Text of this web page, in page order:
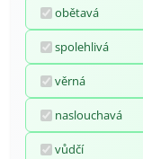
obětavá
spolehlivá
věrná
naslouchavá
vůdčí